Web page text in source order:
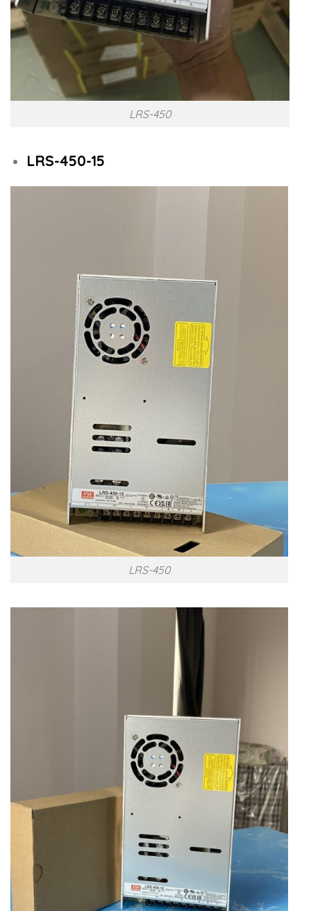
LRS-450
LRS-450-15
LRS-450